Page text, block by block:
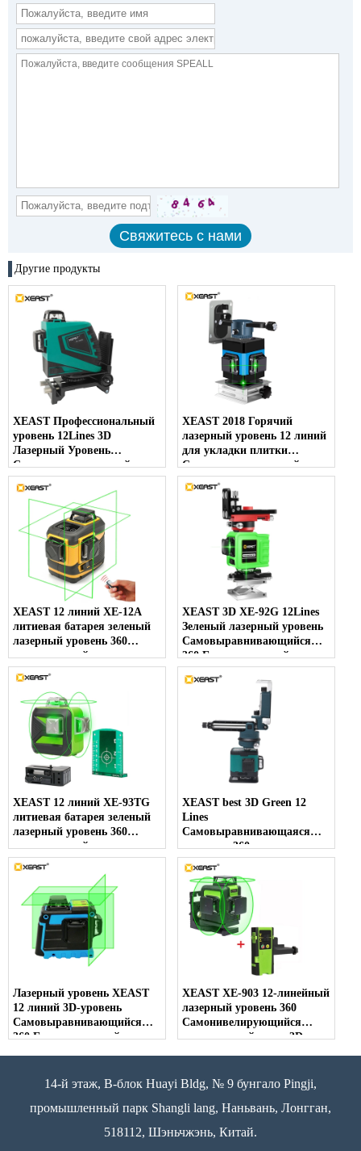
Другие продукты
XEAST Профессиональный
уровень 12Lines 3D
Лазерный Уровень
Самовыравнивающийся
360 лазерный уровень
Зеленый Лазерный Луч
Линия 532nm, 30 МВт
XEAST 2018 Горячий
лазерный уровень 12 линий
для укладки плитки
Самовыравнивающийся
360 Горизонтальный и
вертикальный крест
Зеленый 3D лазерный
уровень
XEAST 12 линий XE-12A
литиевая батарея зеленый
лазерный уровень 360
вертикальный и
горизонтальный
самонивелирующийся
поперечный 3D лазерный
уровень
XEAST 3D XE-92G 12Lines
Зеленый лазерный уровень
Самовыравнивающийся
360 Горизонтальный и
вертикальный крест Супер
мощный зеленый лазерный
XEAST 12 линий XE-93TG
литиевая батарея зеленый
лазерный уровень 360
вертикальный и
горизонтальный
самонивелирующийся
поперечный 3D лазерный
уровень
XEAST best 3D Green 12
Lines
Самовыравнивающаяся
линия на 360 градусов
Лазерный измеритель
уровня для пола / стены /
потолка / лестницы
Украшение
Лазерный уровень XEAST
12 линий 3D-уровень
Самовыравнивающийся
360 Горизонтальный и
уровень
XEAST XE-903 12-линейный
лазерный уровень 360
Самонивелирующийся
перекрестный лазер 3D-
открытом воздухе можно
использовать приемник
14-й этаж, B-блок Huayi Bldg, № 9 бунгало Pingji,
промышленный парк Shangli lang, Наньвань, Лонгган,
518112, Шэньчжэнь, Китай.